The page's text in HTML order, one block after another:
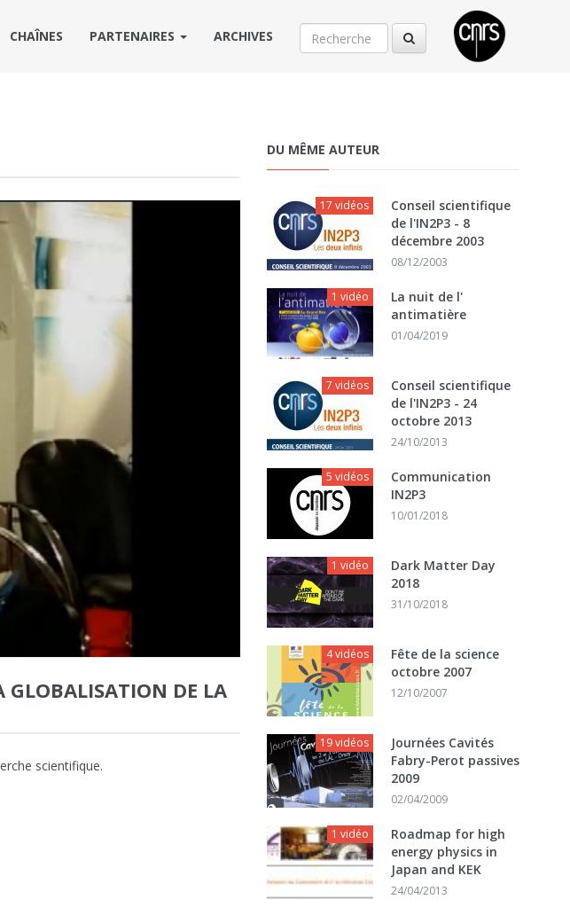
CHAÎNES PARTENAIRES ARCHIVES
GLOBALISATION DE LA
scientifique.
DU MÊME AUTEUR
17 vidéos
Conseil scientifique
de l'IN2P3 - 8
décembre 2003
08/12/2003
1 vidéo
La nuit de l'
antimatière
01/04/2019
7 vidéos
Conseil scientifique
de l'IN2P3 - 24
octobre 2013
24/10/2013
5 vidéos
Communication
IN2P3
10/01/2018
1 vidéo
Dark Matter Day
2018
31/10/2018
4 vidéos
Fête de la science
octobre 2007
12/10/2007
19 vidéos
Journées Cavités
Fabry-Perot passives
2009
02/04/2009
1 vidéo
Roadmap for high
energy physics in
Japan and KEK
24/04/2013